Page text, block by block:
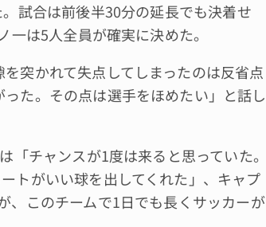
試合は前後半30分の延長でも決着せ
は5人全員が確実に決めた。
突かれて失点してしまったのは反省点
た。その点は選手をほめたい」と話し
チャンスが1度は来ると思っていた。
トがいい球を出してくれた」、キャプ
、このチームで1日でも長くサッカーが